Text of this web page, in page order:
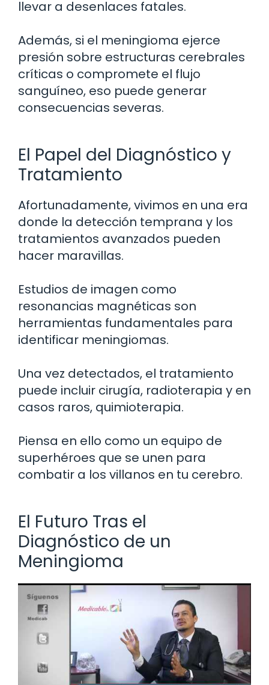
llevar a desenlaces fatales.
Además, si el meningioma ejerce
presión sobre estructuras cerebrales
críticas o compromete el flujo
sanguíneo, eso puede generar
consecuencias severas.
El Papel del Diagnóstico y
Tratamiento
Afortunadamente, vivimos en una era
donde la detección temprana y los
tratamientos avanzados pueden
hacer maravillas.
Estudios de imagen como
resonancias magnéticas son
herramientas fundamentales para
identificar meningiomas.
Una vez detectados, el tratamiento
puede incluir cirugía, radioterapia y en
casos raros, quimioterapia.
Piensa en ello como un equipo de
superhéroes que se unen para
combatir a los villanos en tu cerebro.
El Futuro Tras el
Diagnóstico de un
Meningioma